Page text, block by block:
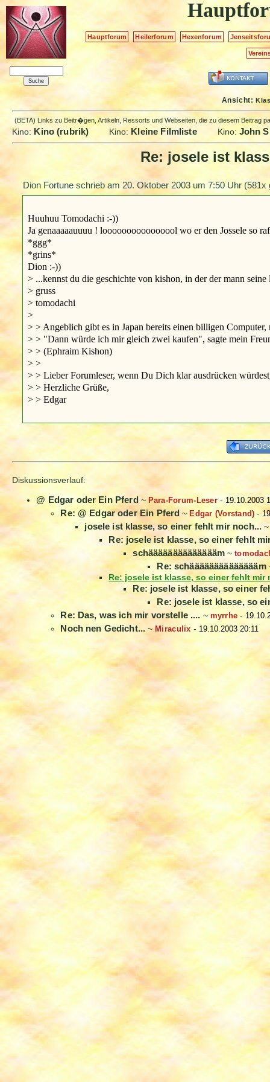
Hauptforum Heilerforum Hexenforum
Ansicht:
(BETA) Links zu Beitr�gen, Artikeln, Ressorts und Webseiten, die zu diesem Beitrag
Kino: Kino (rubrik) Kino: Kleine Filmliste Kino: John
Re: josele ist
Dion Fortune schrieb am 20. Oktober 2003 um 7:50 Uhr (581x
Huuhuu Tomodachi :-))
Ja genaaaaauuuu ! loooooooooooooool wo er den Jossele so
*ggg*
*grins*
Dion :-))
> ...kennst du die geschichte von kishon, in der der mann seine
> gruss
> tomodachi
>
> > Angeblich gibt es in Japan bereits einen billigen
> > "Dann würde ich mir gleich zwei kaufen", sagte mein
> > (Ephraim Kishon)
> >
> > Lieber Forumleser, wenn Du Dich klar ausdrücken
> > Herzliche Grüße,
> > Edgar
Diskussionsverlauf:
@ Edgar oder Ein Pferd ~ Para-Forum-Leser- 19.10.2003
Re: @ Edgar oder Ein Pferd ~ Edgar (Vorstand) -
josele ist klasse, so einer fehlt mir noch...
Re: josele ist klasse, so einer fehlt
schääääääääääääääm ~
Re: schääääääääääääääm
Re: josele ist klasse, so einer fehlt mir
Re: josele ist klasse, so einer
Re: josele ist klasse, so
Re: Das, was ich mir vorstelle .... ~ myrrhe -
Noch nen Gedicht... ~Miraculix - 19.10.2003 20:11